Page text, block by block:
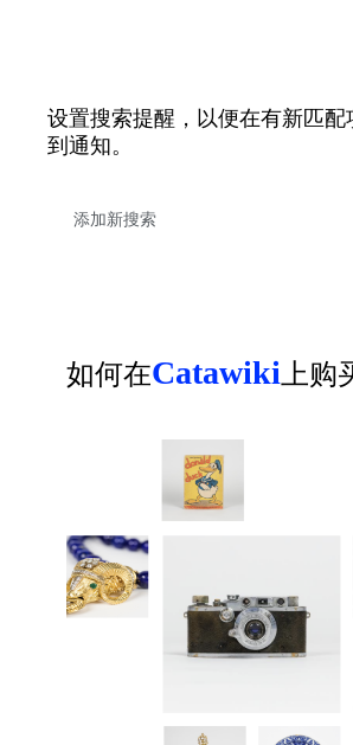
设置搜索提醒，以便在有新匹配
到通知。
如何在Catawiki 上购